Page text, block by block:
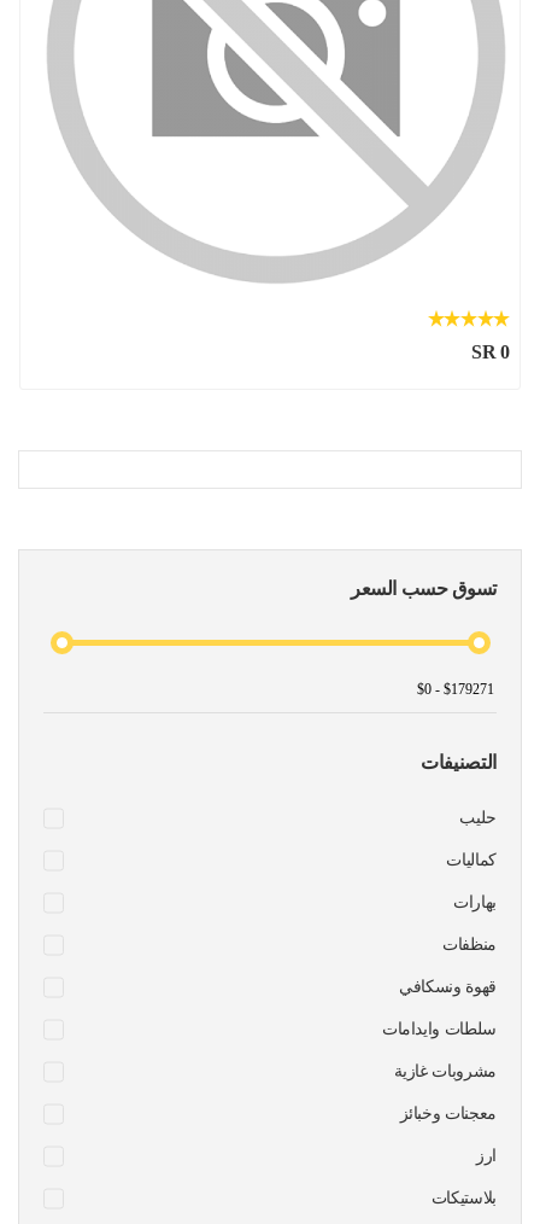
تسوق حسب السعر
التصنيفات
حليب
كماليات
بهارات
منظفات
قهوة ونسكافي
سلطات وايدامات
مشروبات غازية
معجنات وخبائز
ارز
بلاستيكات
SR 0